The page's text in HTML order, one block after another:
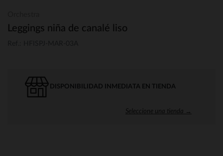
Leggings niña de canalé liso
DISPONIBILIDAD INMEDIATA EN TIENDA
Seleccione una tienda →